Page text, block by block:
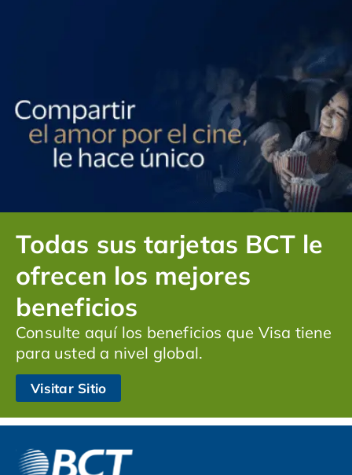
Todas sus tarjetas BCT le
ofrecen los mejores
beneficios
Consulte aquí los beneficios que Visa tiene
para usted a nivel global.
Visitar Sitio